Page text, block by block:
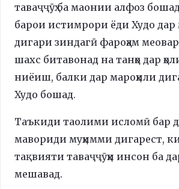
таваҷҷӯҳ ба маонии алфоз
барои истимрори ёди Худо дар
дигари зиндагӣ фароҳам
шахс битавонад на танҳо дар
ниёиш, балки дар мароҳили
Худо бошад.
Таъкиди таолими исломӣ бар
мавориди муҳимми дигарест,
тақвияти таваҷҷӯҳи инсон ба
мешавад.